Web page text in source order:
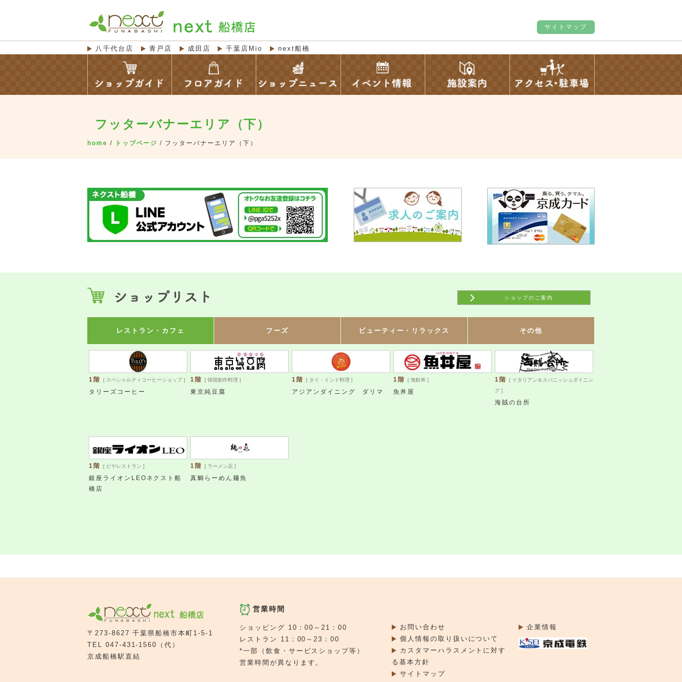
サイトマップ
八千代台店 青戸店 成田店 千葉店Mio next船橋
フッターバナーエリア（下）
home / トップページ / フッターバナーエリア（下）
ショップのご案内
レストラン・カフェ フーズ ビューティー・リラックス その他
1階 [ スペシャルティコーヒーショップ ]
タリーズコーヒー
1階 [ 韓国創作料理 ]
東京純豆腐
1階 [ タイ・インド料理 ]
アジアンダイニング ダリマ
1階 [ 海鮮丼 ]
魚丼屋
1階 [ イタリアン＆スパニッシュダイニン
グ ]
海賊の台所
1階 [ ビヤレストラン ]
銀座ライオンLEOネクスト船
橋店
1階 [ ラーメン店 ]
真鯛らーめん麺魚
〒273-8627 千葉県船橋市本町1-5-1
TEL 047-431-1560
（代）
京成船橋駅直結
営業時間
ショッピング 10：00～21：00
レストラン 11：00～23：00
*一部（飲食・サービスショップ等）
営業時間が異なります。
お問い合わせ
個人情報の取り扱いについて
カスタマーハラスメントに対す
る基本方針
サイトマップ
企業情報